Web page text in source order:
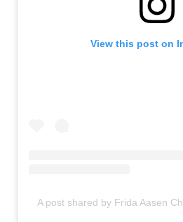
View this post on
A post shared by Frida Aasen